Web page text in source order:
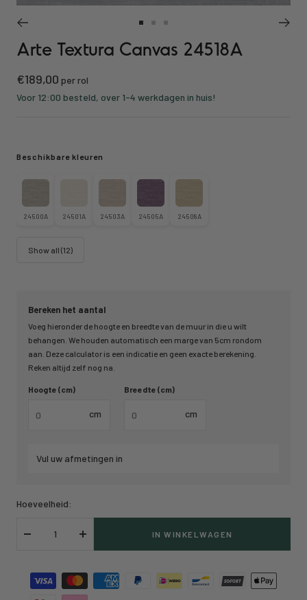
naarnaarnaar
Arte Textura Canvas 24518A
Kortings
prijs
€189,00 per rol
Voor 12:00 besteld, over 1-4 werkdagen in huis!
Bereken het aantal
Voeg hieronder de hoogte en breedte van de muur in die u wilt
behangen. We houden automatisch een marge van 5cm rondom
aan. Deze calculator is een indicatie en geen exacte berekening.
Reken altijd zelf nog na.
Hoogte (cm)
cm
Breedte (cm)
cm
Vul uw afmetingen in
Beschikbare kleuren
24500A 24501A 24503A 24505A 24508A
Show all (12)
Hoeveelheid:
Verlaag
Verhoog
IN WINKELWAGEN